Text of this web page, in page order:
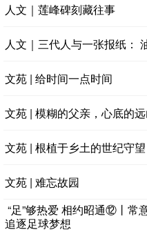
人文｜莲峰碑刻藏往事
人文｜三代人与一张报纸：
文苑 | 给时间一点时间
文苑 | 模糊的父亲，心底的
文苑 | 根植于乡土的世纪守望
文苑 | 难忘故园
“足”够热爱 相约昭通‌⑫丨常
追逐足球梦想